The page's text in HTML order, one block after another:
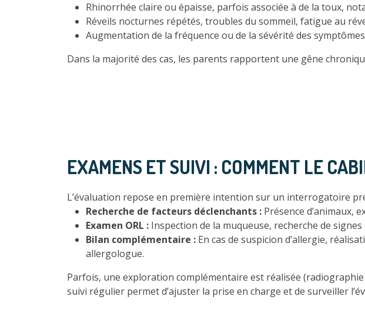
Rhinorrhée claire ou épaisse, parfois associée à de la toux,
Réveils nocturnes répétés, troubles du sommeil, fatigue au
Augmentation de la fréquence ou de la sévérité des
Dans la majorité des cas, les parents rapportent une gêne
EXAMENS ET SUIVI : COMMENT LE
L’évaluation repose en première intention sur un interrogatoire
Recherche de facteurs déclenchants : Présence d’animaux,
Examen ORL : Inspection de la muqueuse, recherche de
Bilan complémentaire : En cas de suspicion d’allergie,
allergologue.
Parfois, une exploration complémentaire est réalisée
suivi régulier permet d’ajuster la prise en charge et de surveiller